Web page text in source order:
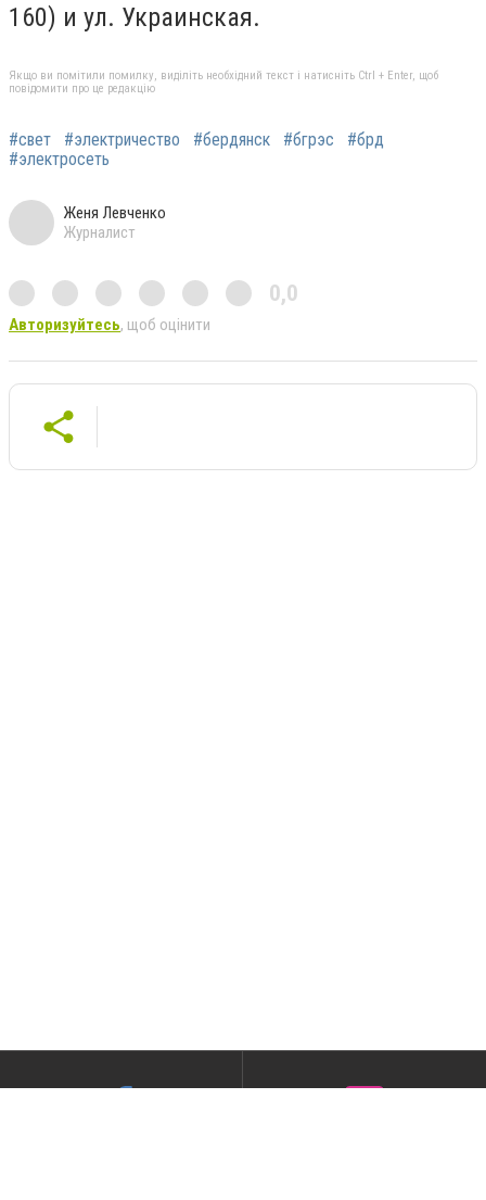
160) и ул. Украинская.
Якщо ви помітили помилку, виділіть необхідний текст і натисніть Ctrl + Enter, щоб
повідомити про це редакцію
#свет #электричество #бердянск #бгрэс
#брд
#электросеть
Женя Левченко
Журналист
0,0
Авторизуйтесь, щоб оцінити